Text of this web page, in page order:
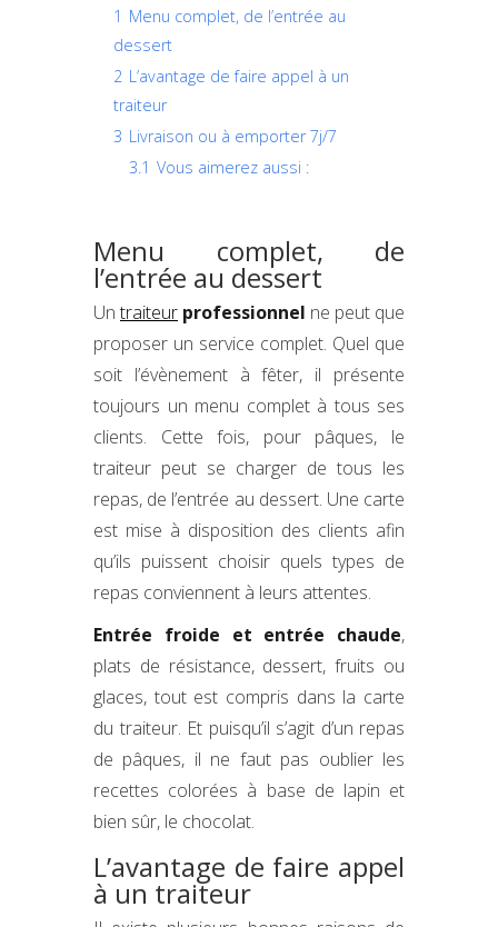
1 Menu complet, de l’entrée au
dessert
2 L’avantage de faire appel à un
traiteur
3 Livraison ou à emporter 7j/7
3.1 Vous aimerez aussi :
Menu complet, de
l’entrée au dessert
Untraiteur professionnel ne peut que
proposer un service complet. Quel que
soit l’évènement à fêter, il présente
toujours un menu complet à tous ses
clients. Cette fois, pour pâques, le
traiteur peut se charger de tous les
repas, de l’entrée au dessert. Une carte
est mise à disposition des clients afin
qu’ils puissent choisir quels types de
repas conviennent à leurs attentes.
Entrée froide et entrée chaude,
plats de résistance, dessert, fruits ou
glaces, tout est compris dans la carte
du traiteur. Et puisqu’il s’agit d’un repas
de pâques, il ne faut pas oublier les
recettes colorées à base de lapin et
bien sûr, le chocolat.
L’avantage de faire appel
à un traiteur